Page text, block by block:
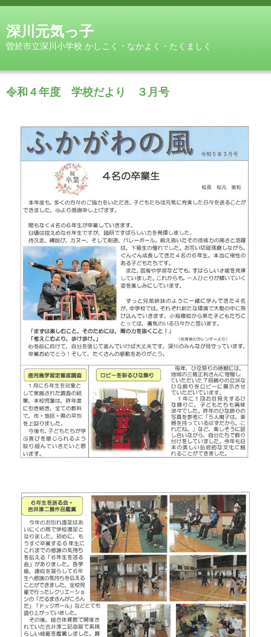
深川元気っ子
曽於市立深川小学校 かしこく・なかよく・たくましく
令和４年度 学校だより ３月号